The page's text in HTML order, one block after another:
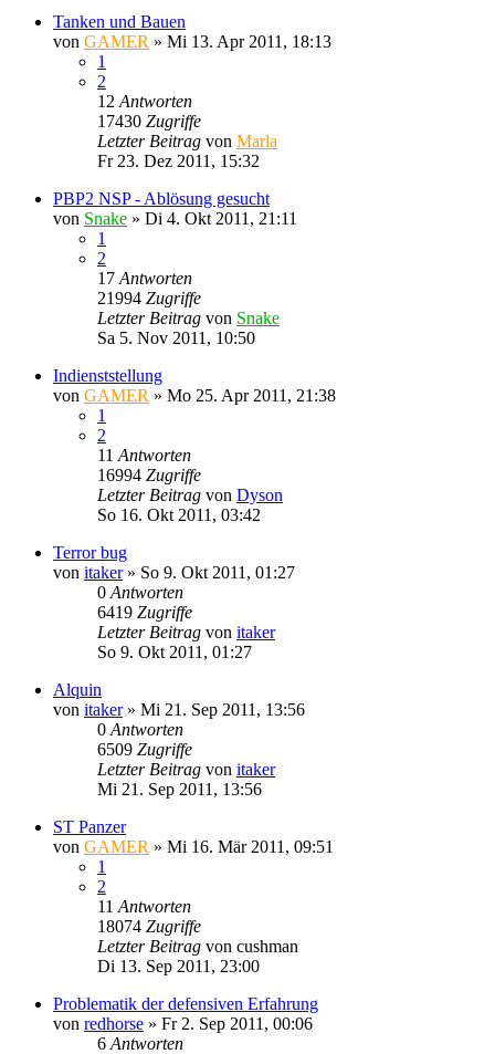
Tanken und Bauen
von GAMER » Mi 13. Apr 2011, 18:13
1
2
12 Antworten
17430 Zugriffe
Letzter Beitrag von Marla
Fr 23. Dez 2011, 15:32
PBP2 NSP - Ablösung gesucht
von Snake » Di 4. Okt 2011, 21:11
1
2
17 Antworten
21994 Zugriffe
Letzter Beitrag von Snake
Sa 5. Nov 2011, 10:50
Indienststellung
von GAMER » Mo 25. Apr 2011, 21:38
1
2
11 Antworten
16994 Zugriffe
Letzter Beitrag von Dyson
So 16. Okt 2011, 03:42
Terror bug
von itaker» So 9. Okt 2011, 01:27
0 Antworten
6419 Zugriffe
Letzter Beitrag von itaker
So 9. Okt 2011, 01:27
Alquin
von itaker» Mi 21. Sep 2011, 13:56
0 Antworten
6509 Zugriffe
Letzter Beitrag von itaker
Mi 21. Sep 2011, 13:56
ST Panzer
von GAMER » Mi 16. Mär 2011, 09:51
1
2
11 Antworten
18074 Zugriffe
Letzter Beitrag von cushman
Di 13. Sep 2011, 23:00
Problematik der defensiven Erfahrung
von redhorse » Fr 2. Sep 2011, 00:06
6 Antworten